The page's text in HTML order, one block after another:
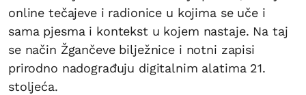
online tečajeve i radionice u kojima se uče i
sama pjesma i kontekst u kojem nastaje. Na taj
se način Žgančeve bilježnice i notni zapisi
prirodno nadograđuju digitalnim alatima 21.
stoljeća.